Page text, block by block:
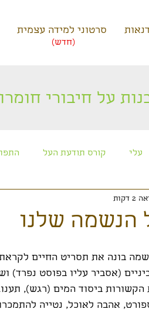
סרטוני למידה עצמית
(חדש)
על חיבורי
עלי קורס תודעת העל
חוצניות
הנשמה שלנו
בונה את תסריט החיים
(אסביר עליו בפוסט נפרד)
ביסוד המים (רגש),
אהבה לאוכל, נטייה